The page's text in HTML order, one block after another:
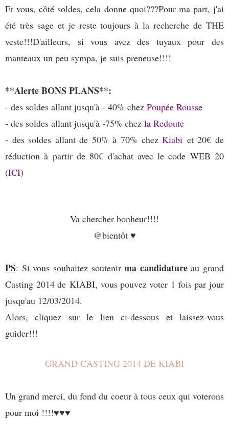
Et vous, côté soldes, cela donne quoi???Pour ma part, j'ai
été très sage et je reste toujours à la recherche de THE
veste!!!D'ailleurs, si vous avez des tuyaux pour des
manteaux un peu sympa, je suis preneuse!!!!
**Alerte BONS PLANS**:
- des soldes allant jusqu'à - 40% chez Poupée Rousse
- des soldes allant jusqu'à -75% chez la Redoute
- des soldes allant de 50% à 70% chezKiabi et 20€ de
réduction à partir de 80€ d'achat avec le code WEB 20
(ICI)
Va chercher bonheur!!!!
@bientôt ♥
PS: Si vous souhaitez soutenirma candidatureau grand
Casting 2014 de KIABI, vous pouvez voter 1 fois par jour
jusqu'au 12/03/2014.
Alors, cliquez sur le lien ci-dessous et laissez-vous
guider!!!
GRAND CASTING 2014 DE KIABI
Un grand merci, du fond du coeur à tous ceux qui voterons
pour moi !!!!♥♥♥